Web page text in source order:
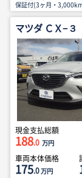
保証付(3ヶ月・
マツダ ＣＸ−３
現金支払総額
188.0 万円
車両本体価格
175.0万円